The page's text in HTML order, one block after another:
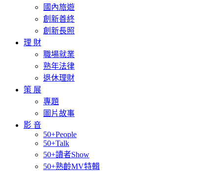
國內旅遊
創新善終
創新長照
理 財
職場就業
熟年法律
退休理財
策 展
專題
圖片故事
影 音
50+People
50+Talk
50+讀者Show
50+熟齡MV特輯